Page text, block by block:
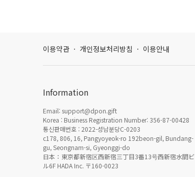
이용약관 · 개인정보처리방침 · 이용안내
Information
Email: support@dpon.gift
Korea : Business Registration Number: 356-87-00428
통신판매번호 : 2022-성남분당C-0203
c178, 806, 16, Pangyoyeok-ro 192beon-gil, Bundang-
gu, Seongnam-si, Gyeonggi-do
日本：東京都新宿区西新宿三丁目3番13号西新宿水間ビ
ル6F HADA Inc. 〒160-0023